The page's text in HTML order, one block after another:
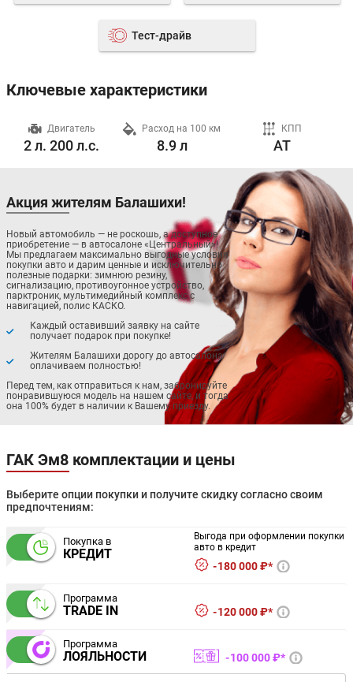
Тест-драйв
Ключевые характеристики
Двигатель
2 л. 200 л.с.
Расход на 100 км
8.9 л
КПП
AT
Акция жителям Балашихи!
Новый автомобиль — не роскошь, а доступное
приобретение — в автосалоне «Центральный»!
Мы предлагаем максимально выгодные условия
покупки авто и дарим ценные и исключительно
полезные подарки: зимнюю резину,
сигнализацию, противоугонное устройство,
парктроник, мультимедийный комплекс с
навигацией, полис КАСКО.
Каждый оставивший заявку на сайте
получает подарок при покупке!
Жителям Балашихи дорогу до автосалона
оплачиваем полностью!
Перед тем, как отправиться к нам, забронируйте
понравившуюся модель на нашем сайте, и тогда
она 100% будет в наличии к Вашему приезду.
ГАК Эм8 комплектации и цены
Выберите опции покупки и получите скидку согласно своим
предпочтениям:
Покупка в
КРЕДИТ
Выгода при оформлении покупки
авто в кредит
180 000 ₽*
Программа
TRADE IN 120 000 ₽*
Программа
ЛОЯЛЬНОСТИ 100 000 ₽*